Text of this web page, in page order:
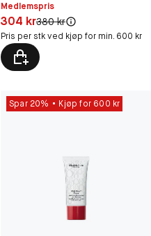
Medlemspris
Pris: 304 kr
304 krOriginal pris:
380 kr
Pris per stk ved kjøp for min. 600 kr
Spar 20% Kjøp for 600 kr